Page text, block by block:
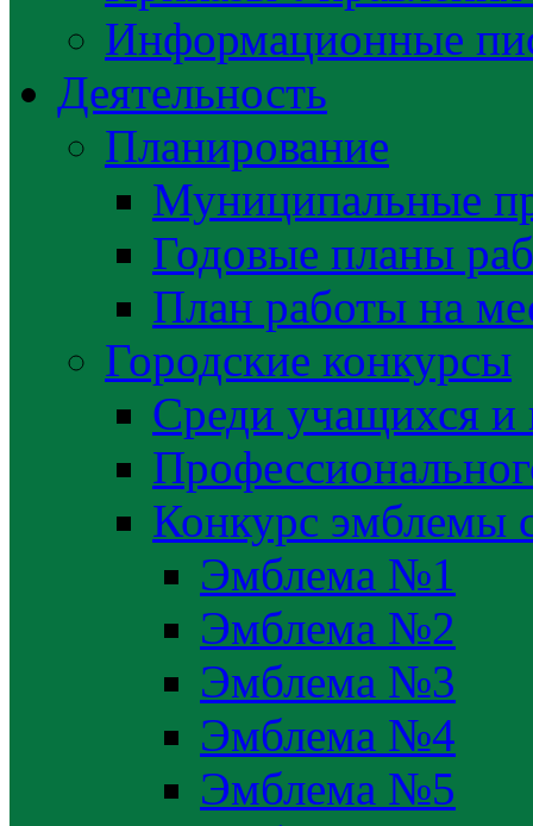
Информационные
Деятельность
Планирование
Муниципальные
Годовые планы
План работы на
Городские конкурсы
Среди учащихся и
Конкурс эмблемы
Эмблема №1
Эмблема №2
Эмблема №3
Эмблема №4
Эмблема №5